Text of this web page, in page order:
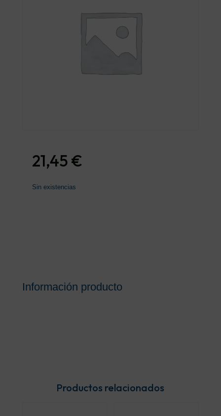
21,45 €
Sin existencias
Información producto
Productos relacionados